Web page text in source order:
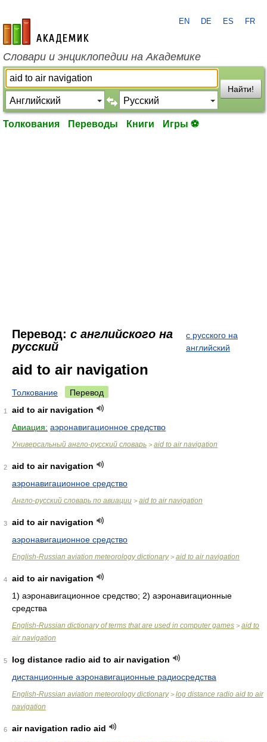
academic.ru
EN DE ES FR
Словари и энциклопедии на Академике
Найти!
Толкования Переводы Книги Игры ⚽
Перевод: с английского на
русский
с русского на
английский
aid to air navigation
Толкование Перевод
1
aid to air navigation
Авиация: аэронавигационное средство
Универсальный англо-русский словарь > aid to air navigation
2
aid to air navigation
аэронавигационное средство
Англо-русский словарь по авиации > aid to air navigation
3
aid to air navigation
аэронавигационное средство
English-Russian aviation meteorology dictionary> aid to air navigation
4
aid to air navigation
1) аэронавигационное средство; 2) аэронавигационные
средства
English-Russian dictionary of terms that are used in computer games > aid to
air navigation
5
log distance radio aid to air navigation
дистанционные аэронавигационные радиосредства
English-Russian aviation meteorology dictionary> log distance radio aid to air
navigation
6
air navigation radio aid